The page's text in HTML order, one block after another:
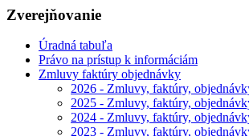
Zverejňovanie
Úradná tabuľa
Právo na prístup k informáciám
Zmluvy faktúry objednávky
2026 - Zmluvy, faktúry,
2025 - Zmluvy, faktúry,
2024 - Zmluvy, faktúry,
2023 - Zmluvy, faktúry,